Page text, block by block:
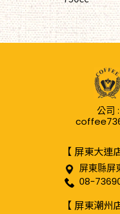
公司
【 屏東大連
屏東縣屏
08-
【 屏東潮州